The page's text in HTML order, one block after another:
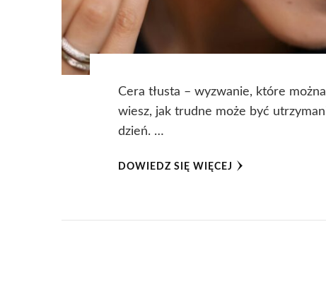
Cera tłusta – wyzwanie, które
wiesz, jak trudne może być
dzień. …
DOWIEDZ SIĘ WIĘCEJ